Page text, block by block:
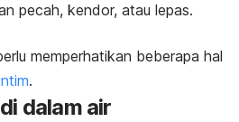
pecah, kendor, atau lepas.
memperhatikan beberapa hal
.
dalam air